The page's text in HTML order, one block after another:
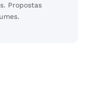
Propostas